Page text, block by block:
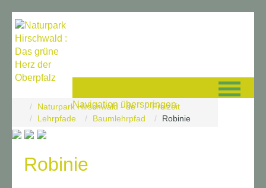
Navigation überspringen
Naturpark Hirschwald - de
Freizeit
Lehrpfade
Baumlehrpfad Robinie
Robinie